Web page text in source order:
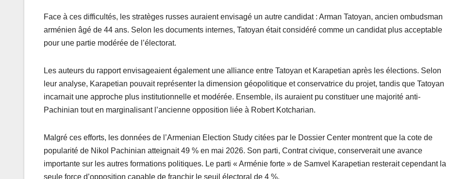
Face à ces difficultés, les stratèges russes auraient envisagé un autre candidat : Arman Tatoyan, ancien ombudsman
arménien âgé de 44 ans. Selon les documents internes, Tatoyan était considéré comme un candidat plus acceptable
pour une partie modérée de l’électorat.
Les auteurs du rapport envisageaient également une alliance entre Tatoyan et Karapetian après les élections. Selon
leur analyse, Karapetian pouvait représenter la dimension géopolitique et conservatrice du projet, tandis que Tatoyan
incarnait une approche plus institutionnelle et modérée. Ensemble, ils auraient pu constituer une majorité anti-
Pachinian tout en marginalisant l’ancienne opposition liée à Robert Kotcharian.
Malgré ces efforts, les données de l’Armenian Election Study citées par le Dossier Center montrent que la cote de
popularité de Nikol Pachinian atteignait 49 % en mai 2026. Son parti, Contrat civique, conserverait une avance
importante sur les autres formations politiques. Le parti « Arménie forte » de Samvel Karapetian resterait cependant la
seule force d’opposition capable de franchir le seuil électoral de 4 %.